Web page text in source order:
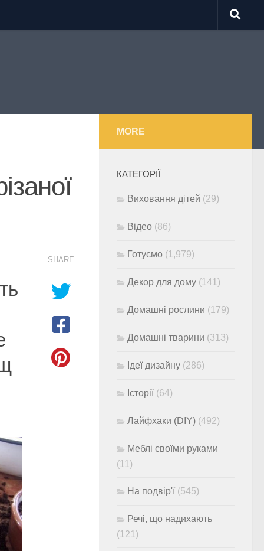
SHARE
MORE
КАТЕГОРІЇ
Виховання дітей (29)
Відео (86)
Готуємо (1,979)
Декор для дому (141)
Домашні рослини (179)
Домашні тварини (313)
Ідеї дизайну (286)
Історії(64)
Лайфхаки (DIY) (492)
Меблі своїми руками
(11)
На подвір'ї(545)
Речі, що надихають
(121)